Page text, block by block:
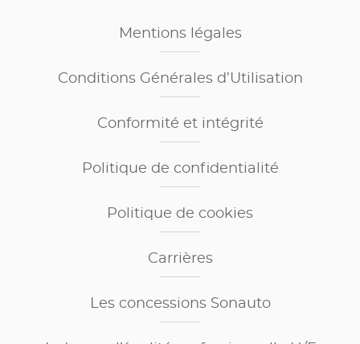
Mentions légales
Conditions Générales d’Utilisation
Conformité et intégrité
Politique de confidentialité
Politique de cookies
Carrières
Les concessions Sonauto